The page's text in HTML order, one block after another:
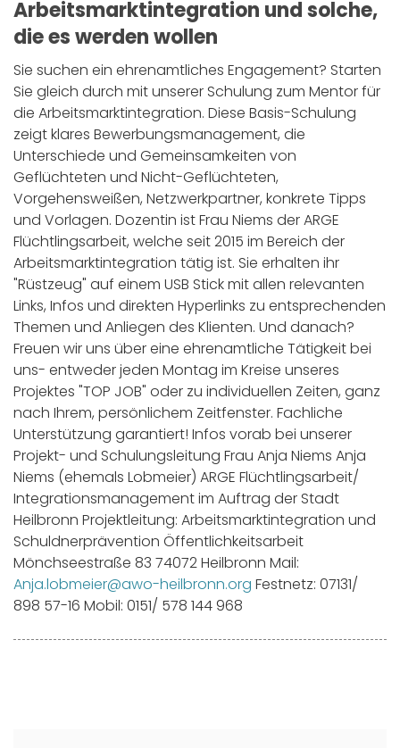
Arbeitsmarktintegration und solche,
die es werden wollen
Sie suchen ein ehrenamtliches Engagement? Starten
Sie gleich durch mit unserer Schulung zum Mentor für
die Arbeitsmarktintegration. Diese Basis-Schulung
zeigt klares Bewerbungsmanagement, die
Unterschiede und Gemeinsamkeiten von
Geflüchteten und Nicht-Geflüchteten,
Vorgehensweißen, Netzwerkpartner, konkrete Tipps
und Vorlagen. Dozentin ist Frau Niems der ARGE
Flüchtlingsarbeit, welche seit 2015 im Bereich der
Arbeitsmarktintegration tätig ist. Sie erhalten ihr
"Rüstzeug" auf einem USB Stick mit allen relevanten
Links, Infos und direkten Hyperlinks zu entsprechenden
Themen und Anliegen des Klienten. Und danach?
Freuen wir uns über eine ehrenamtliche Tätigkeit bei
uns- entweder jeden Montag im Kreise unseres
Projektes "TOP JOB" oder zu individuellen Zeiten, ganz
nach Ihrem, persönlichem Zeitfenster. Fachliche
Unterstützung garantiert! Infos vorab bei unserer
Projekt- und Schulungsleitung Frau Anja Niems Anja
Niems (ehemals Lobmeier) ARGE Flüchtlingsarbeit/
Integrationsmanagement im Auftrag der Stadt
Heilbronn Projektleitung: Arbeitsmarktintegration und
Schuldnerprävention Öffentlichkeitsarbeit
Mönchseestraße 83 74072 Heilbronn Mail:
Anja.lobmeier@awo-heilbronn.org Festnetz: 07131/
898 57-16 Mobil: 0151/ 578 144 968